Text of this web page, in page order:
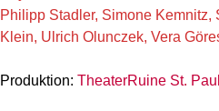
Philipp Stadler, Simone Kemnitz,
Klein, Ulrich Olunczek, Vera
Produktion: TheaterRuine St.